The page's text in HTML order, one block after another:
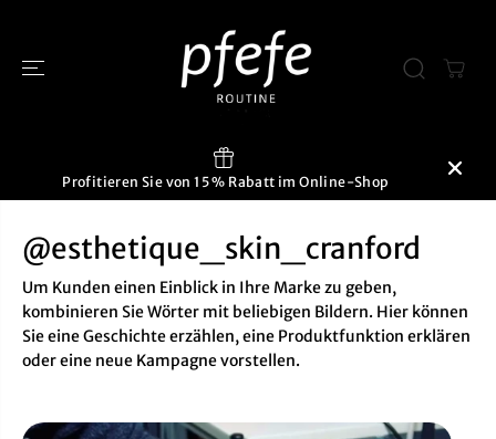
Profitieren Sie von 15 % Rabatt im Online-Shop
@esthetique_skin_cranford
Um Kunden einen Einblick in Ihre Marke zu geben,
kombinieren Sie Wörter mit beliebigen Bildern. Hier können
Sie eine Geschichte erzählen, eine Produktfunktion erklären
oder eine neue Kampagne vorstellen.